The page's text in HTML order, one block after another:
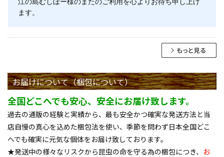
江の島むしぼー様のまたのご利用を心よりお待ち申し上げ
ます。
お届けについて（梱包について）
全国どこへでも安心、安全にお届け致します。
過去の通販の経験と実績から、最も安全かつ確実な発送方法と当
店自慢の真心を込めた梱包法を使い、季節を問わず日本全国どこ
へでも確実に元気な個体をお届け致しております。
★発送中の様々なリスクから昆虫の命を守る為の梱包につき、 お